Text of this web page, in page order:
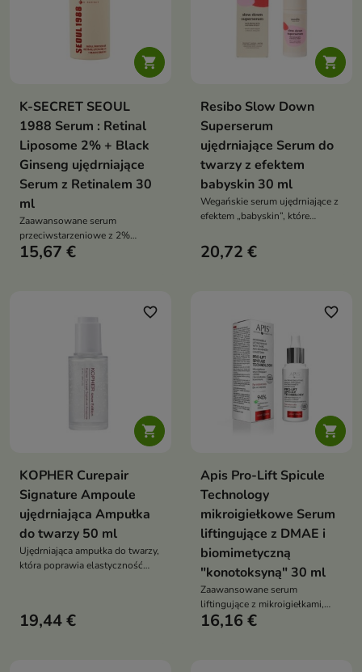

K-SECRET SEOUL
1988 Serum : Retinal
Liposome 2% + Black
Ginseng ujędrniające
Serum z Retinalem 30
ml
Zaawansowane serum
przeciwstarzeniowe z 2%
liposomalnym retinalem i
15,67 €

Resibo Slow Down
Superserum
ujędrniające Serum do
twarzy z efektem
babyskin 30 ml
Wegańskie serum ujędrniające z
efektem „babyskin”, które
barierę skóry dzięki izoflawonom
z irysa, fermentom i składnikom
20,72 €

favorite_border
KOPHER Curepair
Signature Ampoule
ujędrniająca Ampułka
do twarzy 50 ml
Ujędrniająca ampułka do twarzy,
która poprawia elastyczność
przebarwień
19,44 €

favorite_border
Apis Pro-Lift Spicule
Technology
mikroigiełkowe Serum
liftingujące z DMAE i
biomimetyczną
"konotoksyną" 30 ml
Zaawansowane serum
liftingujące z mikroigiełkami,
które intensywnie wygładza,
16,16 €